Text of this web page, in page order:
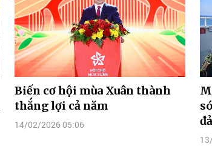
Biến cơ hội mùa Xuân thành
thắng lợi cả năm
14/02/2026 05:06